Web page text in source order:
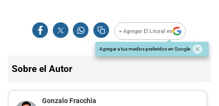
+ Agregar El Litoral en
Agregar a tus medios preferidos en Google
Sobre el Autor
Gonzalo Fracchia